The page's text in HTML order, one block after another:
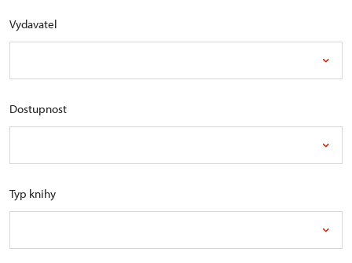
Vydavatel
Dostupnost
Typ knihy